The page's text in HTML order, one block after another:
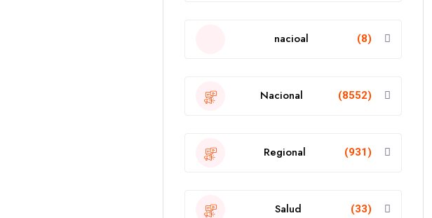
nacioal (8)
Nacional (8552)
Regional (931)
Salud (33)